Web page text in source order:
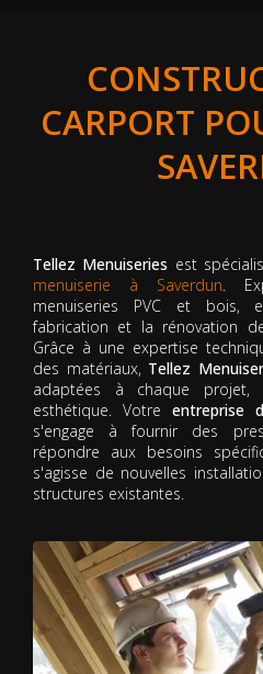
CARPORT
Tellez Menuiseries est
menuiserie à Saverdun.
menuiseries PVC et bois,
fabrication et la rénovation
Grâce à une expertise
des matériaux, Tellez
adaptées à chaque projet,
esthétique. Votre entreprise
s'engage à fournir des
répondre aux besoins
s'agisse de nouvelles
structures existantes.